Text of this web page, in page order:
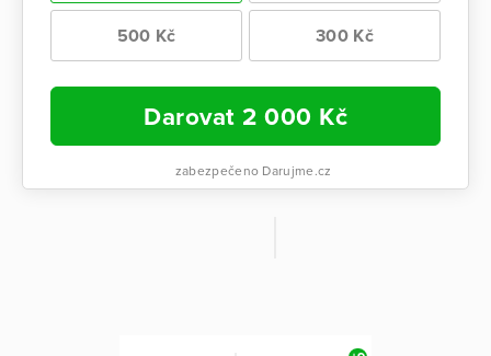
500 Kč 300 Kč
Darovat 2 000 Kč
zabezpečeno Darujme.cz